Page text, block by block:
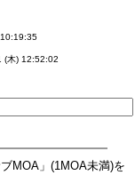
(木) 12:52:02
MOA」(1MOA未満)を